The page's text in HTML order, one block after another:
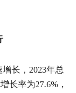
长，2023年总
长率为27.6%，